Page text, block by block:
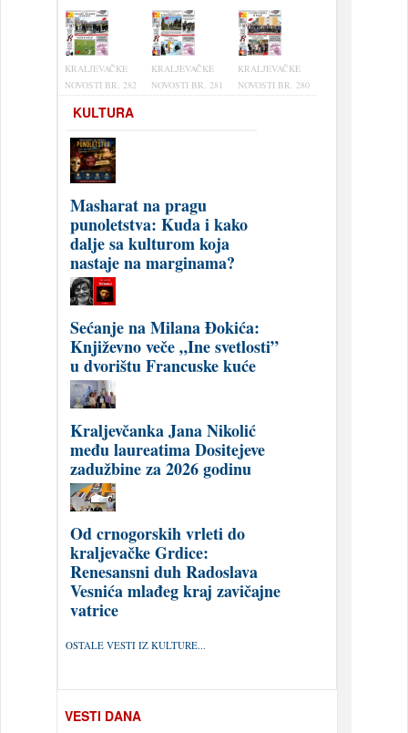
KRALJEVAČKE
NOVOSTI BR. 282
KRALJEVAČKE
NOVOSTI BR. 281
KRALJEVAČKE
NOVOSTI BR. 280
KULTURA
Masharat na pragu
punoletstva: Kuda i kako
dalje sa kulturom koja
nastaje na marginama?
Sećanje na Milana Đokića:
Književno veče „Ine svetlosti”
u dvorištu Francuske kuće
Kraljevčanka Jana Nikolić
među laureatima Dositejeve
zadužbine za 2026 godinu
Od crnogorskih vrleti do
kraljevačke Grdice:
Renesansni duh Radoslava
Vesnića mlađeg kraj zavičajne
vatrice
OSTALE VESTI IZ KULTURE...
VESTI DANA